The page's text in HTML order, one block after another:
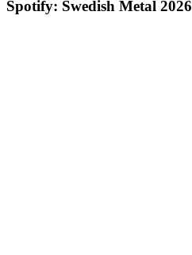
Spotify: Swedish Metal 2026